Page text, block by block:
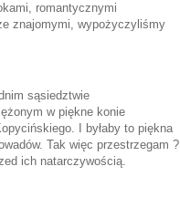
romantycznymi
znajomymi, wypożyczyliśmy
sąsiedztwie
w piękne konie
I byłaby to piękna
Tak więc przestrzegam ?
ich natarczywością.